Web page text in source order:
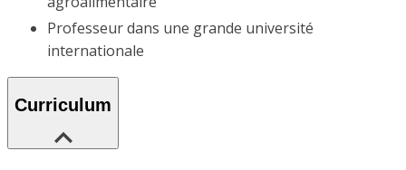
Professeur dans une grande université
internationale
Curriculum